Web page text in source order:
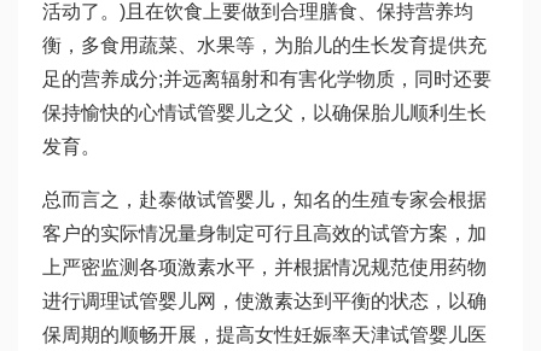
活动了。)且在饮食上要做到合理膳食、保持营养均
衡，多食用蔬菜、水果等，为胎儿的生长发育提供充
足的营养成分;并远离辐射和有害化学物质，同时还要
保持愉快的心情试管婴儿之父 ，以确保胎儿顺利生长
发育。
总而言之，赴泰做试管婴儿，知名的生殖专家会根据
客户的实际情况量身制定可行且高效的试管方案，加
上严密监测各项激素水平，并根据情况规范使用药物
进行调理试管婴儿网 ，使激素达到平衡的状态，以确
保周期的顺畅开展，提高女性妊娠率天津试管婴儿医